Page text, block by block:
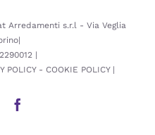
Arredamenti s.r.l - Via Veglia
|
POLICY- COOKIE POLICY|
Facebook